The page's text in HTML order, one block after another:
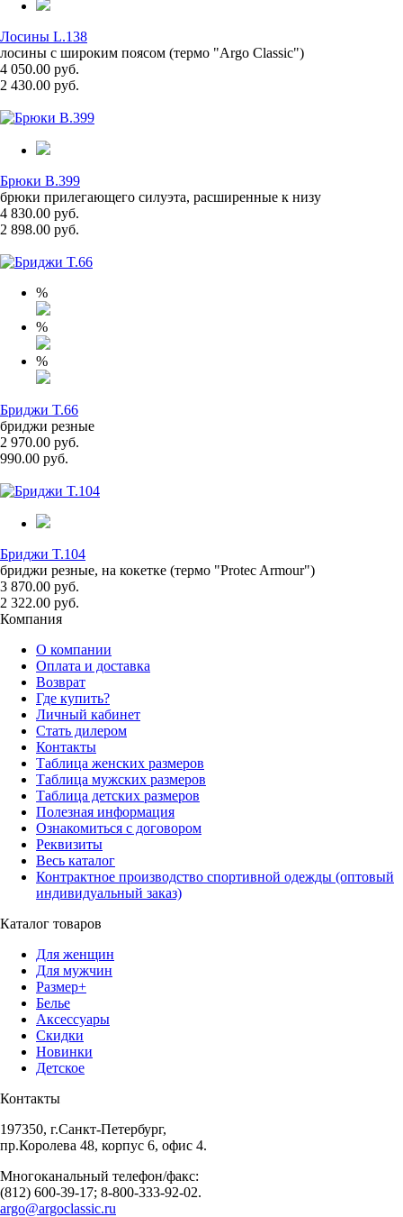
Лосины L.138
лосины с широким поясом (термо "Argo Classic")
4 050.00 руб.
2 430.00 руб.
Брюки B.399
брюки прилегающего силуэта, расширенные к низу
4 830.00 руб.
2 898.00 руб.
%
%
%
Бриджи T.66
бриджи резные
2 970.00 руб.
990.00 руб.
Бриджи T.104
бриджи резные, на кокетке (термо "Protec Armour")
3 870.00 руб.
2 322.00 руб.
Компания
О компании
Оплата и доставка
Возврат
Где купить?
Личный кабинет
Стать дилером
Контакты
Таблица женских размеров
Таблица мужских размеров
Таблица детских размеров
Полезная информация
Ознакомиться с договором
Реквизиты
Весь каталог
Контрактное производство спортивной одежды (оптовый
индивидуальный заказ)
Каталог товаров
Для женщин
Для мужчин
Размер+
Белье
Аксессуары
Скидки
Новинки
Детское
Контакты
197350, г.Санкт-Петербург,
пр.Королева 48, корпус 6, офис 4.
Многоканальный телефон/факс:
(812) 600-39-17; 8-800-333-92-02.
argo@argoclassic.ru